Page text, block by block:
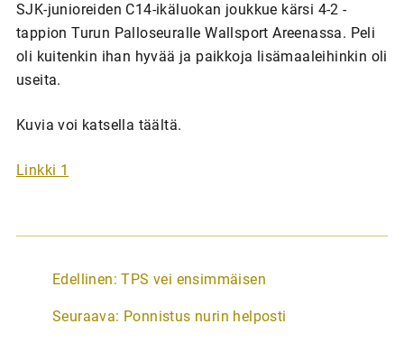
SJK-junioreiden C14-ikäluokan joukkue kärsi 4-2 -
tappion Turun Palloseuralle Wallsport Areenassa. Peli
oli kuitenkin ihan hyvää ja paikkoja lisämaaleihinkin oli
useita.
Kuvia voi katsella täältä.
Linkki 1
A
t
Edellinen: TPS vei ensimmäisen
Seuraava: Ponnistus nurin helposti